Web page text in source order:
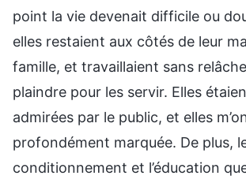
point la vie devenait difficile ou
elles restaient aux côtés de leur
famille, et travaillaient sans
plaindre pour les servir. Elles
admirées par le public, et elles
profondément marquée. De plus,
conditionnement et l’éducation